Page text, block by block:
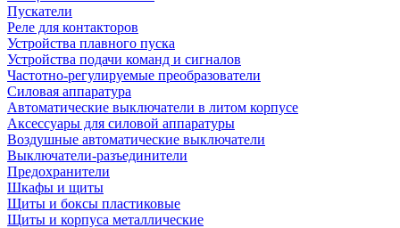
Пускатели
Реле для контакторов
Устройства плавного пуска
Устройства подачи команд и сигналов
Частотно-регулируемые преобразователи
Силовая аппаратура
Автоматические выключатели в литом корпусе
Аксессуары для силовой аппаратуры
Воздушные автоматические выключатели
Выключатели-разъединители
Предохранители
Шкафы и щиты
Щиты и боксы пластиковые
Щиты и корпуса металлические